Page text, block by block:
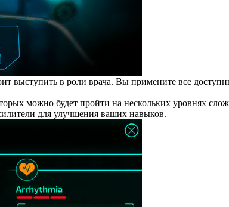
выступить в роли врача. Вы примените все
можно будет пройти на нескольких уровнях
для улучшения ваших навыков.